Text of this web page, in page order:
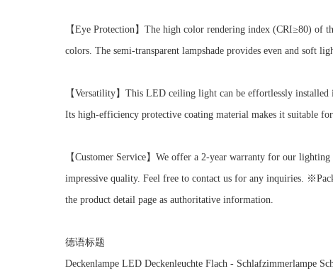
【Eye Protection】The high color rendering index (CRI≥80) of
colors. The semi-transparent lampshade provides even and soft
【Versatility】This LED ceiling light can be effortlessly
Its high-efficiency protective coating material makes it suitable
【Customer Service】We offer a 2-year warranty for our
impressive quality. Feel free to contact us for any inquiries.
the product detail page as authoritative information.
德语标题
Deckenlampe LED Deckenleuchte Flach - Schlafzimmerlampe